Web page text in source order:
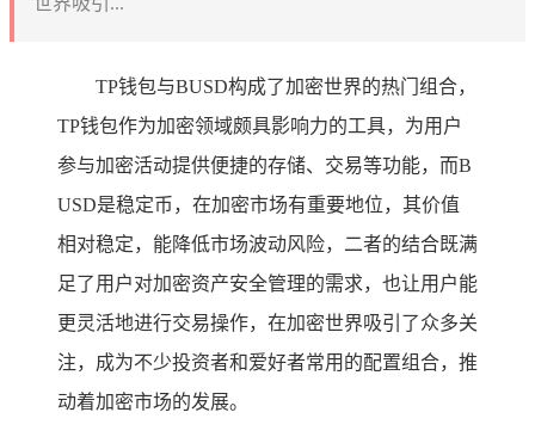
TP钱包与BUSD构成了加密世界的热门组合，
TP钱包作为加密领域颇具影响力的工具，为用户
参与加密活动提供便捷的存储、交易等功能，而B
USD是稳定币，在加密市场有重要地位，其价值
相对稳定，能降低市场波动风险，二者的结合既满
足了用户对加密资产安全管理的需求，也让用户能
更灵活地进行交易操作，在加密世界吸引了众多关
注，成为不少投资者和爱好者常用的配置组合，推
动着加密市场的发展。